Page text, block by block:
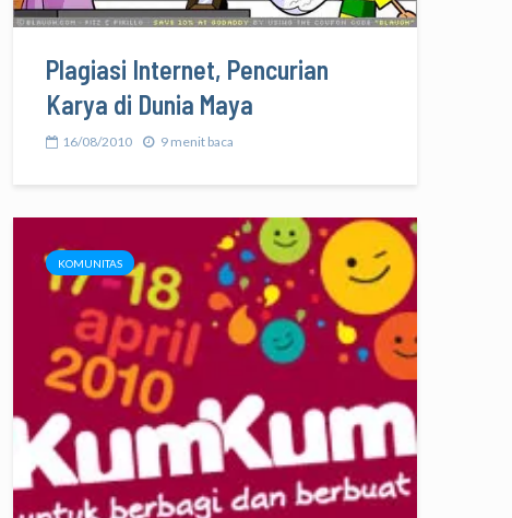
Plagiasi Internet, Pencurian
Karya di Dunia Maya
16/08/2010 9 menit baca
KOMUNITAS